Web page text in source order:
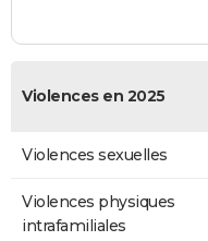
Violences en 2025
Violences sexuelles
Violences physiques
intrafamiliales